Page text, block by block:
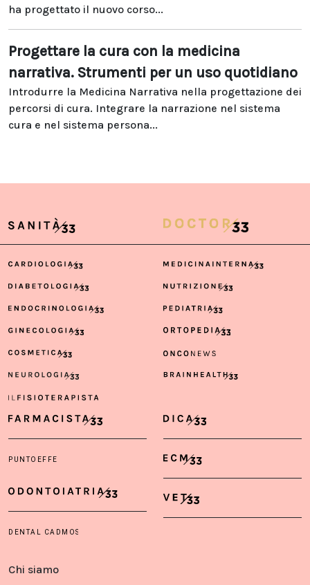
ha progettato il nuovo corso...
Progettare la cura con la medicina
narrativa. Strumenti per un uso quotidiano
Introdurre la Medicina Narrativa nella progettazione dei
percorsi di cura. Integrare la narrazione nel sistema
cura e nel sistema persona...
Chi siamo